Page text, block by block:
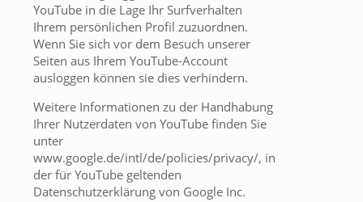
YouTube in die Lage Ihr Surfverhalten
Ihrem persönlichen Profil zuzuordnen.
Wenn Sie sich vor dem Besuch unserer
Seiten aus Ihrem YouTube-Account
ausloggen können sie dies verhindern.
Weitere Informationen zu der Handhabung
Ihrer Nutzerdaten von YouTube finden Sie
unter
www.google.de/intl/de/policies/privacy/, in
der für YouTube geltenden
Datenschutzerklärung von Google Inc.